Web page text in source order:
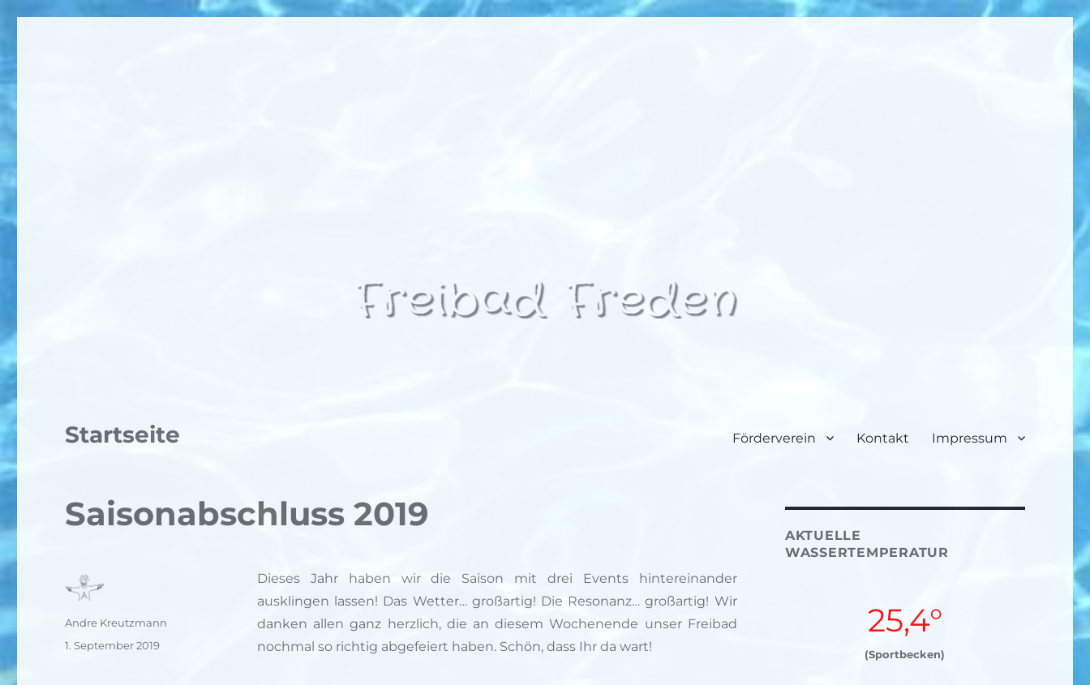
Startseite Förderverein Kontakt Impressum
Saisonabschluss 2019
Dieses Jahr haben wir die Saison mit drei Events hintereinander
ausklingen lassen! Das Wetter… großartig! Die Resonanz… großartig! Wir
danken allen ganz herzlich, die an diesem Wochenende unser Freibad
nochmal so richtig abgefeiert haben. Schön, dass Ihr da wart!
Autor
Andre Kreutzmann
Veröffentlicht
1. September 2019
AKTUELLE
WASSERTEMPERATUR
25,4°
(Sportbecken)